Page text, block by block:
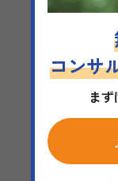
コンサ
ま